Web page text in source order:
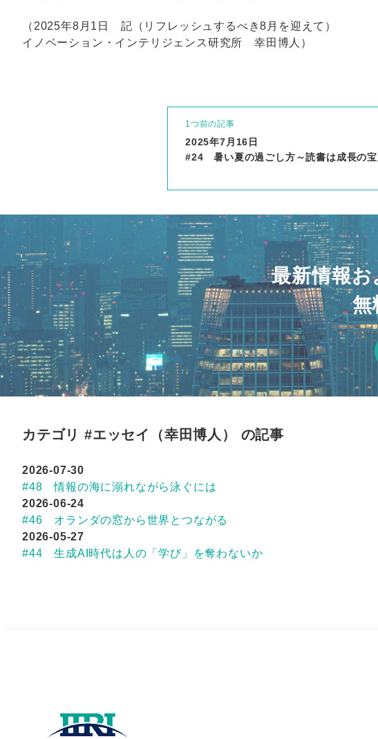
（2025年8月1日 記（リフレッシュするべき8月を迎えて）
イノベーション・インテリジェンス研究所 幸田博人）
1つ前の記事
2025年7月16日
#24 暑い夏の過ごし方～読書は成長の宝
最新情報
無
カテゴリ #エッセイ（幸田博人） の記事
2026-07-30
#48 情報の海に溺れながら泳ぐには
2026-06-24
#46 オランダの窓から世界とつながる
2026-05-27
#44 生成AI時代は人の「学び」を奪わないか